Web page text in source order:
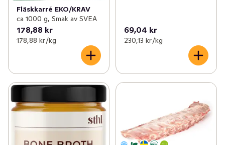
Fläskkarré EKO/KRAV
ca 1000 g, Smak av SVEA
178,88 kr
178,88 kr /kg
69,04 kr
230,13 kr /kg